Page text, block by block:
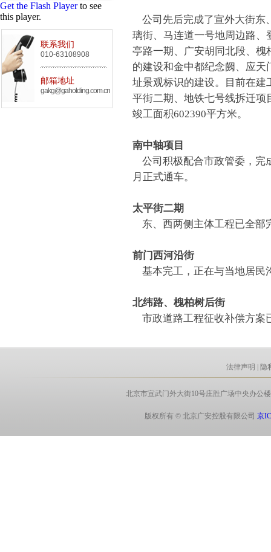
Get the Flash Playerto see
this player.
联系我们
010-63108908
邮箱地址
gakg@gaholding.com.cn
公司先后完成了宣外大街东
璃街、马连道一号地周边路
亭路一期、广安胡同北段、槐
的建设和金中都纪念阙、应
址景观标识的建设。目前在
平街二期、地铁七号线拆迁项
竣工面积602390平方米。
南中轴项目
公司积极配合市政管委，完
月正式通车。
太平街二期
东、西两侧主体工程已全部
前门西河沿街
基本完工，正在与当地居民
北纬路、槐柏树后街
市政道路工程征收补偿方案
法律声明 隐
北京市宣武门外大街10号庄胜广场中央办公
版权所有 © 北京广安控股有限公司京